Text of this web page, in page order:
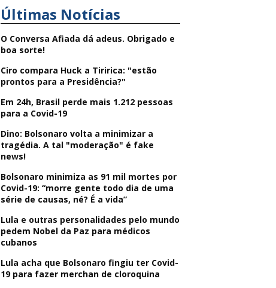
Últimas Notícias
O Conversa Afiada dá adeus. Obrigado e
boa sorte!
Ciro compara Huck a Tiririca: "estão
prontos para a Presidência?"
Em 24h, Brasil perde mais 1.212 pessoas
para a Covid-19
Dino: Bolsonaro volta a minimizar a
tragédia. A tal "moderação" é fake
news!
Bolsonaro minimiza as 91 mil mortes por
Covid-19: “morre gente todo dia de uma
série de causas, né? É a vida”
Lula e outras personalidades pelo mundo
pedem Nobel da Paz para médicos
cubanos
Lula acha que Bolsonaro fingiu ter Covid-
19 para fazer merchan de cloroquina